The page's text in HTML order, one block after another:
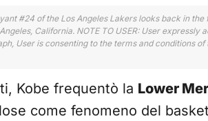
#24 of the Los Angeles Lakers looks back in
California. NOTE TO USER: User expressly
User is consenting to the terms and conditions
Kobe frequentò la Lower
come fenomeno del